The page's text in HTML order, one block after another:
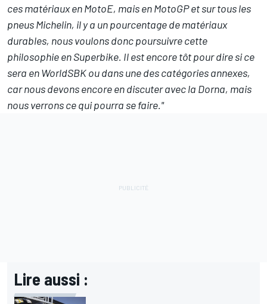
ces matériaux en MotoE, mais en MotoGP et sur tous les
pneus Michelin, il y a un pourcentage de matériaux
durables, nous voulons donc poursuivre cette
philosophie en Superbike. Il est encore tôt pour dire si ce
sera en WorldSBK ou dans une des catégories annexes,
car nous devons encore en discuter avec la Dorna, mais
nous verrons ce qui pourra se faire."
Lire aussi :